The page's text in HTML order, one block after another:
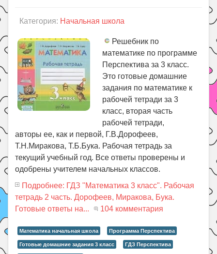
Категория: Начальная школа
Решебник по
математике по программе
Перспектива за 3 класс.
Это готовые домашние
задания по математике к
рабочей тетради за 3
класс, вторая часть
рабочей тетради,
авторы ее, как и первой, Г.В.Дорофеев,
Т.Н.Миракова, Т.Б.Бука. Рабочая тетрадь за
текущий учебный год. Все ответы проверены и
одобрены учителем начальных классов.
Подробнее: ГДЗ "Математика 3 класс". Рабочая
тетрадь 2 часть. Дорофеев, Миракова, Бука.
Готовые ответы на...
104 комментария
Математика начальная школа Программа Перспектива
Готовые домашние задания 3 класс ГДЗ Перспектива